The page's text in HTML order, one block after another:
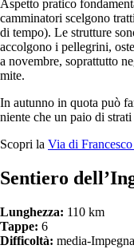
Aspetto pratico
camminatori scelgono
di tempo). Le strutture
accolgono i pellegrini,
a novembre, soprattutto
mite.
In autunno in quota può
niente che un paio di
Scopri la Via di
Sentiero
Lunghezza: 110 km
Tappe: 6
Difficoltà: media-